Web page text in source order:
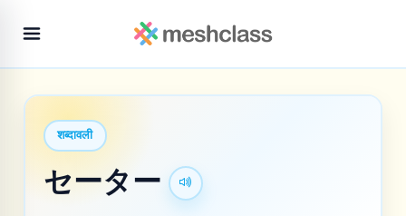
शब्दावली
セーター